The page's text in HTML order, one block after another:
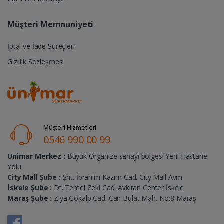
Müşteri Memnuniyeti
İptal ve İade Süreçleri
Gizlilik Sözleşmesi
Müşteri Hizmetleri
0546 990 00 99
Unimar Merkez : Büyük Organize sanayi bölgesi Yeni Hastane
Yolu
City Mall Şube : Şht. İbrahim Kazım Cad. City Mall Avm
İskele Şube : Dt. Temel Zeki Cad. Avkıran Center İskele
Maraş Şube : Ziya Gökalp Cad. Can Bulat Mah. No:8 Maraş